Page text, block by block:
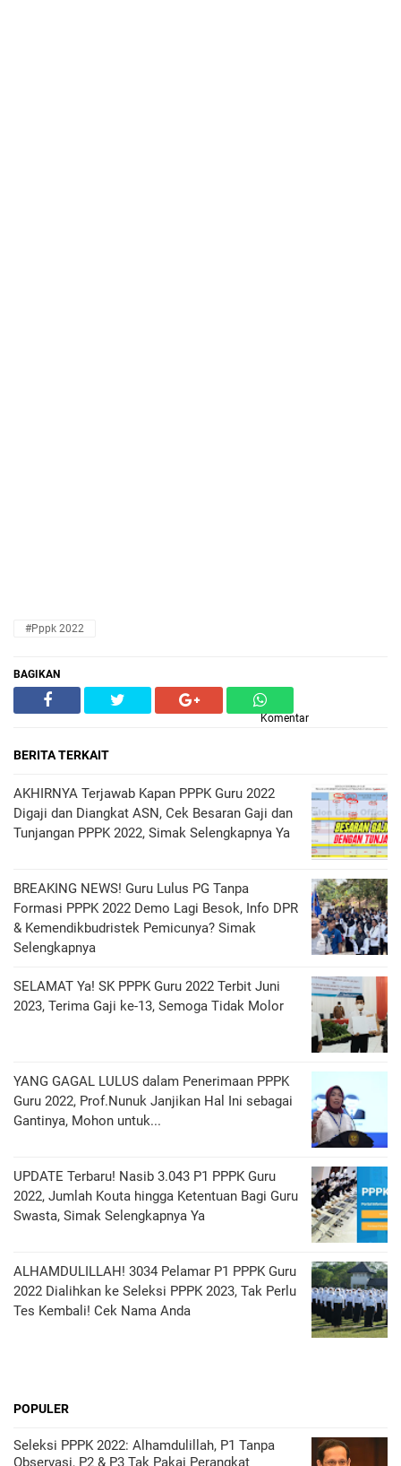
#pppk 2022
BAGIKAN
Komentar
BERITA TERKAIT
AKHIRNYA Terjawab Kapan PPPK Guru 2022
Digaji dan Diangkat ASN, Cek Besaran Gaji dan
Tunjangan PPPK 2022, Simak Selengkapnya Ya
BREAKING NEWS! Guru Lulus PG Tanpa
Formasi PPPK 2022 Demo Lagi Besok, Info DPR
& Kemendikbudristek Pemicunya? Simak
Selengkapnya
SELAMAT Ya! SK PPPK Guru 2022 Terbit Juni
2023, Terima Gaji ke-13, Semoga Tidak Molor
YANG GAGAL LULUS dalam Penerimaan PPPK
Guru 2022, Prof.Nunuk Janjikan Hal Ini sebagai
Gantinya, Mohon untuk...
UPDATE Terbaru! Nasib 3.043 P1 PPPK Guru
2022, Jumlah Kouta hingga Ketentuan Bagi Guru
Swasta, Simak Selengkapnya Ya
ALHAMDULILLAH! 3034 Pelamar P1 PPPK Guru
2022 Dialihkan ke Seleksi PPPK 2023, Tak Perlu
Tes Kembali! Cek Nama Anda
POPULER
Seleksi PPPK 2022: Alhamdulillah, P1 Tanpa
Observasi, P2 & P3 Tak Pakai Perangkat